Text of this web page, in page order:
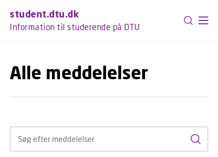
student.dtu.dk
Information til studerende på DTU
Alle meddelelser
Søg